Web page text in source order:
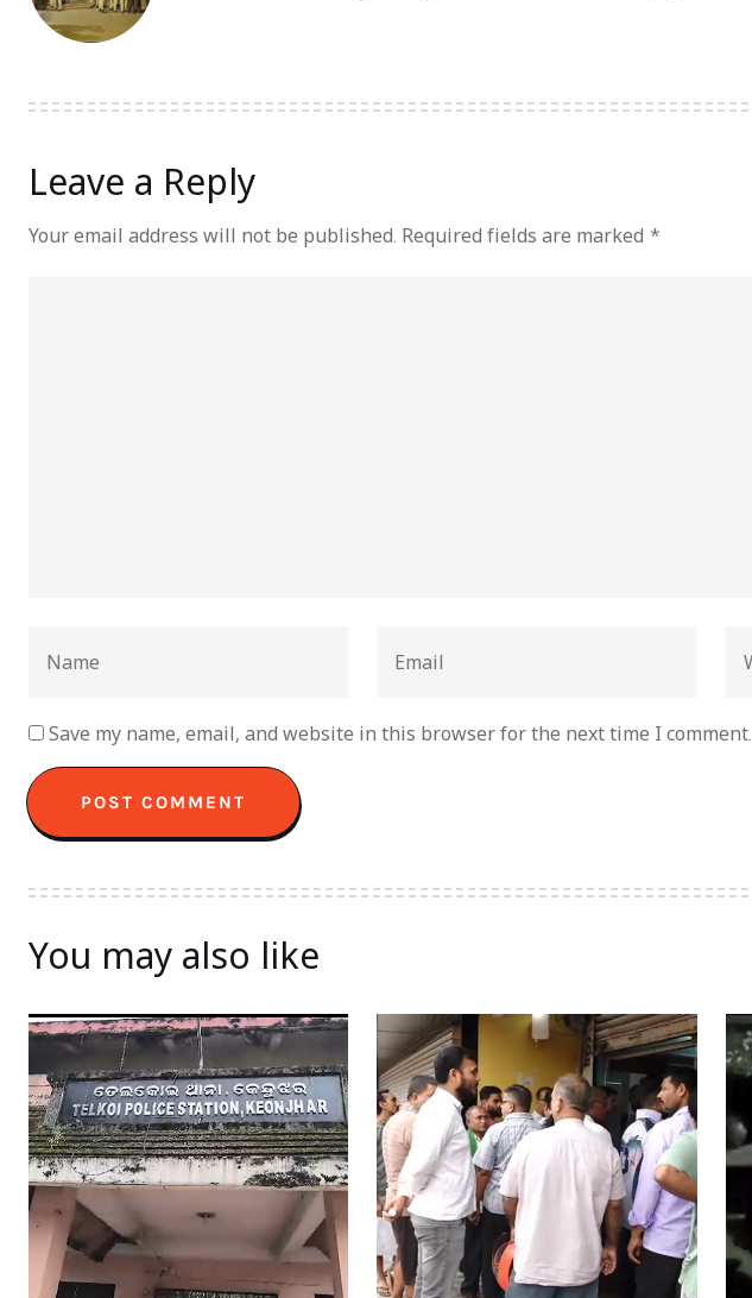
Leave a Reply
Your email address will not be published. Required fields are marked *
Save my name, email, and website in this browser for the next time I comment.
You may also like